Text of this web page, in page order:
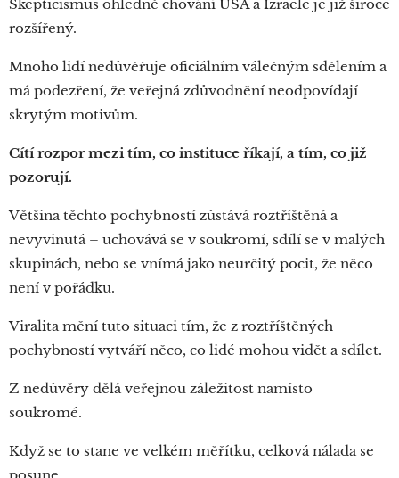
Skepticismus ohledně chování USA a Izraele je již široce
rozšířený.
Mnoho lidí nedůvěřuje oficiálním válečným sdělením a
má podezření, že veřejná zdůvodnění neodpovídají
skrytým motivům.
Cítí rozpor mezi tím, co instituce říkají, a tím, co již
pozorují.
Většina těchto pochybností zůstává roztříštěná a
nevyvinutá – uchovává se v soukromí, sdílí se v malých
skupinách, nebo se vnímá jako neurčitý pocit, že něco
není v pořádku.
Viralita mění tuto situaci tím, že z roztříštěných
pochybností vytváří něco, co lidé mohou vidět a sdílet.
Z nedůvěry dělá veřejnou záležitost namísto
soukromé.
Když se to stane ve velkém měřítku, celková nálada se